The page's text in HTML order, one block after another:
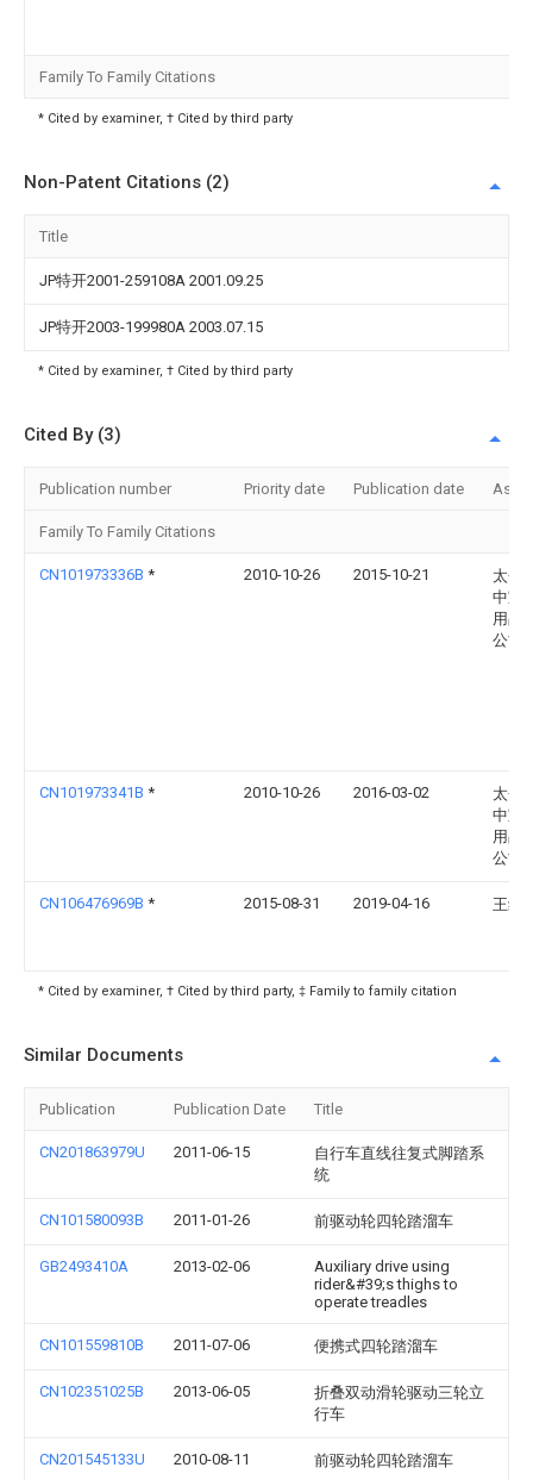
Family To Family Citations
* Cited by examiner, † Cited by third party
Non-Patent Citations (2)
Title
JP特开2001-259108A 2001.09.25
JP特开2003-199980A 2003.07.15
* Cited by examiner, † Cited by third party
Cited By (3)
Publication number Priority date Publication date
Family To Family Citations
CN101973336B * 2010-10-26 2015-10-21
太仓
中宝
用品
公司
CN101973341B * 2010-10-26 2016-03-02
太仓
中宝
用品
公司
CN106476969B * 2015-08-31 2019-04-16 王红
* Cited by examiner, † Cited by third party, ‡ Family to family citation
Similar Documents
Publication Publication Date Title
CN201863979U 2011-06-15
自行车直线往复式脚踏系
统
CN101580093B 2011-01-26 前驱动轮四轮踏溜车
GB2493410A 2013-02-06
Auxiliary drive using
rider&#39;s thighs to
operate treadles
CN101559810B 2011-07-06 便携式四轮踏溜车
CN102351025B 2013-06-05
折叠双动滑轮驱动三轮立
行车
CN201545133U 2010-08-11 前驱动轮四轮踏溜车